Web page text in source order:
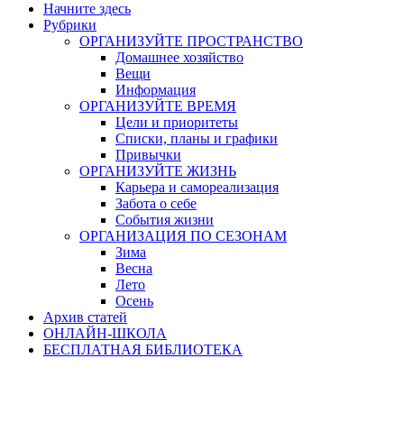
Начните здесь
Рубрики
ОРГАНИЗУЙТЕ ПРОСТРАНСТВО
Домашнее хозяйство
Вещи
Информация
ОРГАНИЗУЙТЕ ВРЕМЯ
Цели и приоритеты
Списки, планы и графики
Привычки
ОРГАНИЗУЙТЕ ЖИЗНЬ
Карьера и самореализация
Забота о себе
События жизни
ОРГАНИЗАЦИЯ ПО СЕЗОНАМ
Зима
Весна
Лето
Осень
Архив статей
ОНЛАЙН-ШКОЛА
БЕСПЛАТНАЯ БИБЛИОТЕКА